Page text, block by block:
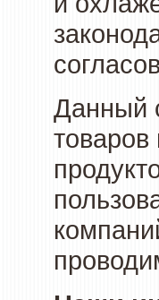
Данный